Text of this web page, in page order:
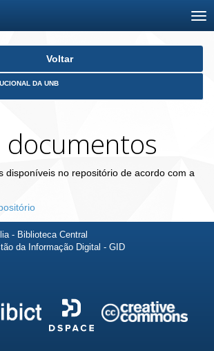
Voltar
DA UNB
documentos
disponíveis no repositório de acordo com a
- Biblioteca Central
da Informação Digital - GID